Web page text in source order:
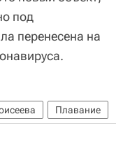
под
перенесена на
Плавание